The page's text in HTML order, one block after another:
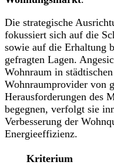
Die strategische
fokussiert sich auf die
sowie auf die Erhaltung
gefragten Lagen.
Wohnraum in
Wohnraumprovider von
Herausforderungen des
begegnen, verfolgt sie
Verbesserung der
Energieeffizienz.
Kriterium